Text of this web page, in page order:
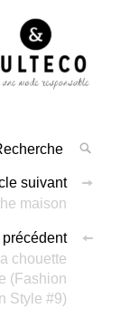
suivant
maison
chouette
(Fashion
Style #9)